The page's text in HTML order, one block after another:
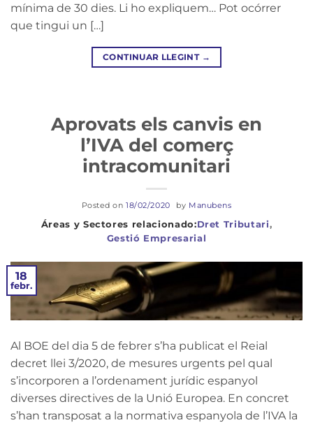
mínima de 30 dies. Li ho expliquem… Pot ocórrer
que tingui un […]
CONTINUAR LLEGINT →
Dret Tributari,
Gestió Empresarial
Aprovats els canvis en
l’IVA del comerç
intracomunitari
Posted on18/02/2020 by Manubens
18
febr.
Al BOE del dia 5 de febrer s’ha publicat el Reial
decret llei 3/2020, de mesures urgents pel qual
s’incorporen a l’ordenament jurídic espanyol
diverses directives de la Unió Europea. En concret
s’han transposat a la normativa espanyola de l’IVA la